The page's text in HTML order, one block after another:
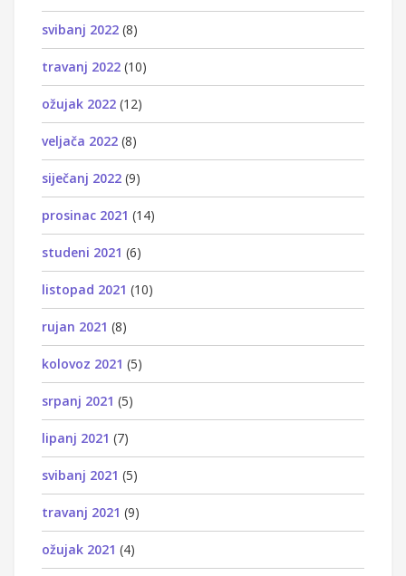
svibanj 2022 (8)
travanj 2022 (10)
ožujak 2022 (12)
veljača 2022 (8)
siječanj 2022 (9)
prosinac 2021 (14)
studeni 2021 (6)
listopad 2021 (10)
rujan 2021 (8)
kolovoz 2021 (5)
srpanj 2021 (5)
lipanj 2021 (7)
svibanj 2021 (5)
travanj 2021 (9)
ožujak 2021 (4)